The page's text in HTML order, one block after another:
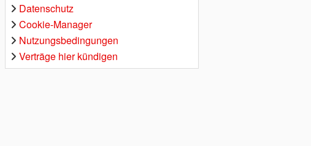
Datenschutz
Cookie-Manager
Nutzungsbedingungen
Verträge hier kündigen